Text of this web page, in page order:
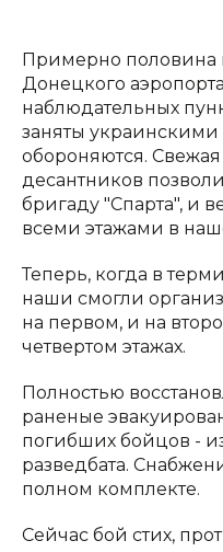
Примерно половина
Донецкого
наблюдательных
заняты
обороняются.
десантников
бригаду "Спарта", и
всеми этажами в
Теперь, когда в
наши смогли
на первом, и на
четвертом этажах.
Полностью
раненые
погибших бойцов -
разведбата.
полном комплекте.
Сейчас бой стих,